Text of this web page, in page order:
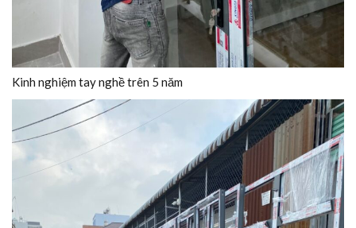
Kinh nghiệm tay nghề trên 5 năm